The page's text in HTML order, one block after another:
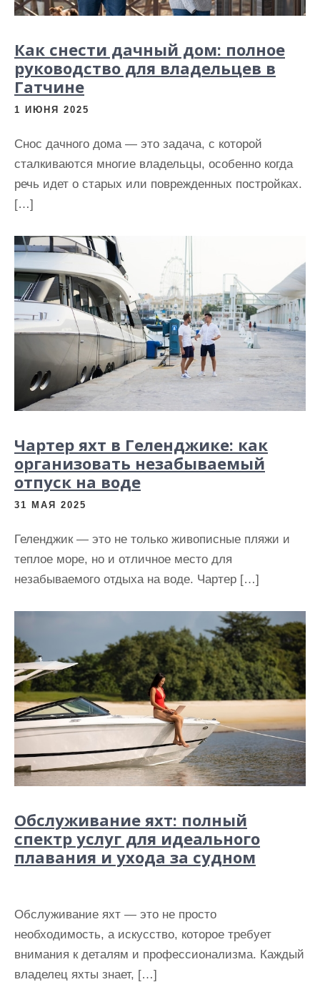
Как снести дачный дом: полное
руководство для владельцев в
Гатчине
1 ИЮНЯ 2025
Снос дачного дома — это задача, с которой
сталкиваются многие владельцы, особенно когда
речь идет о старых или поврежденных постройках.
[…]
Чартер яхт в Геленджике: как
организовать незабываемый
отпуск на воде
31 МАЯ 2025
Геленджик — это не только живописные пляжи и
теплое море, но и отличное место для
незабываемого отдыха на воде. Чартер […]
Обслуживание яхт: полный
спектр услуг для идеального
плавания и ухода за судном
Обслуживание яхт — это не просто
необходимость, а искусство, которое требует
внимания к деталям и профессионализма. Каждый
владелец яхты знает, […]